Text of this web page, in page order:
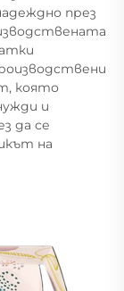
през
която
и
да се
на